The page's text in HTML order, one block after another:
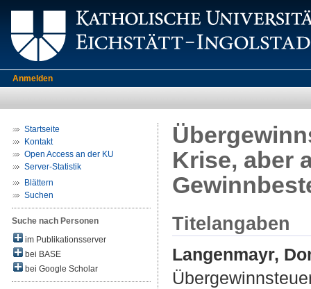
Anmelden
Startseite
Kontakt
Open Access an der KU
Server-Statistik
Blättern
Suchen
Suche nach Personen
im Publikationsserver
bei BASE
bei Google Scholar
Krise, aber
Titelangaben
Langenmayr,